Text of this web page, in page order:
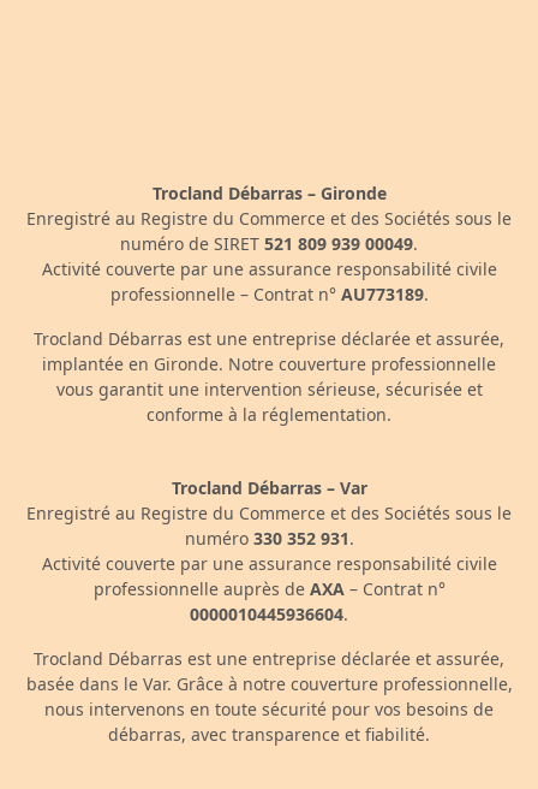
Trocland Débarras – Gironde
Enregistré au Registre du Commerce et des Sociétés sous le
numéro de SIRET 521 809 939 00049.
Activité couverte par une assurance responsabilité civile
professionnelle – Contrat n° AU773189.
Trocland Débarras est une entreprise déclarée et assurée,
implantée en Gironde. Notre couverture professionnelle
vous garantit une intervention sérieuse, sécurisée et
conforme à la réglementation.
Trocland Débarras – Var
Enregistré au Registre du Commerce et des Sociétés sous le
numéro 330 352 931.
Activité couverte par une assurance responsabilité civile
professionnelle auprès de AXA– Contrat n°
0000010445936604.
Trocland Débarras est une entreprise déclarée et assurée,
basée dans le Var. Grâce à notre couverture professionnelle,
nous intervenons en toute sécurité pour vos besoins de
débarras, avec transparence et fiabilité.